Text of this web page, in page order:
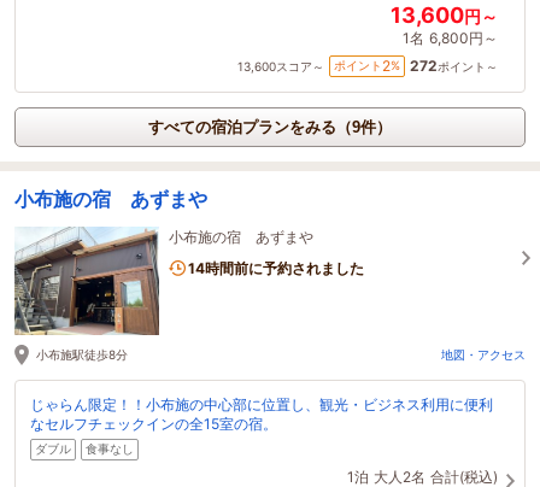
13,600円～
1名 6,800円～
13,600スコア～ ポイント 2% 272ポイント～
すべての宿泊プランをみる（9件）
小布施の宿 あずまや
小布施の宿 あずまや
14時間前に予約されました
小布施駅徒歩8分 地図・アクセス
じゃらん限定！！小布施の中心部に位置し、観光・ビジネス利用に便利
なセルフチェックインの全15室の宿。
ダブル 食事なし
1泊 大人2名 合計(税込)